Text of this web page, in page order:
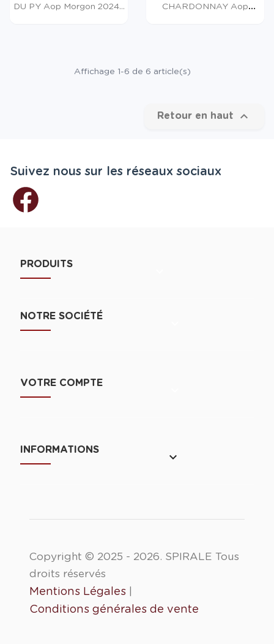
DU PY Aop Morgon 2024...
CHARDONNAY Aop
Affichage 1-6 de 6 article(s)
Retour en haut 
Suivez nous sur les réseaux sociaux
PRODUITS
NOTRE SOCIÉTÉ
VOTRE COMPTE
INFORMATIONS
keyboard_arrow_down
Copyright © 2025 - 2026. SPIRALE Tous
droits réservés
Mentions Légales
Conditions générales de vente